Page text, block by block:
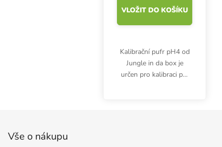
VLOŽIT DO KOŠÍKU
Kalibrační pufr pH4 od
Jungle in da box je
určen pro kalibraci pH
Vše o nákupu